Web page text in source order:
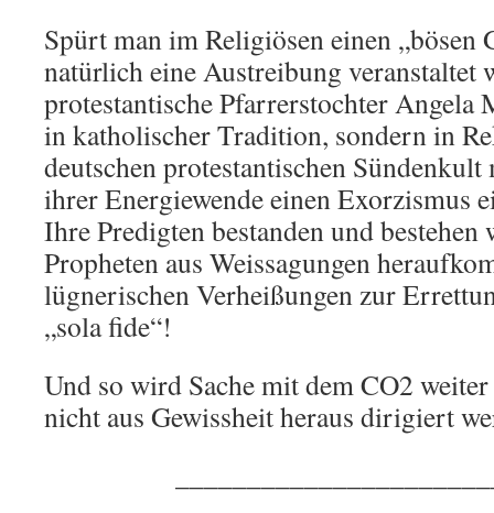
Spürt man im Religiösen einen „bösen
natürlich eine Austreibung veranstaltet
protestantische Pfarrerstochter Angela
in katholischer Tradition, sondern in
deutschen protestantischen
ihrer Energiewende einen Exorzismus
Ihre Predigten bestanden und bestehen
Propheten aus Weissagungen
lügnerischen Verheißungen zur
„sola fide“!
Und so wird Sache mit dem CO2
nicht aus Gewissheit heraus dirigiert